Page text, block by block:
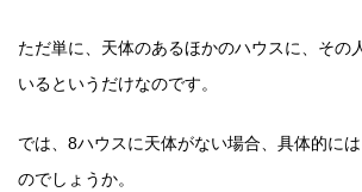
ただ単に、天体のあるほかのハウスに、その
いるというだけなのです。
では、8ハウスに天体がない場合、具体的に
のでしょうか。